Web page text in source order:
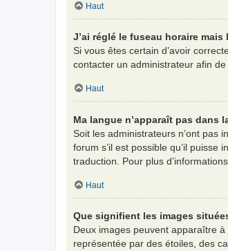
Haut
J’ai réglé le fuseau horaire
Si vous êtes certain d’avoir
contacter un administrateur afin
Haut
Ma langue n’apparaît pas dans
Soit les administrateurs n’ont pas
forum s’il est possible qu’il
traduction. Pour plus
Haut
Que signifient les images
Deux images peuvent apparaître
représentée par des étoiles, des